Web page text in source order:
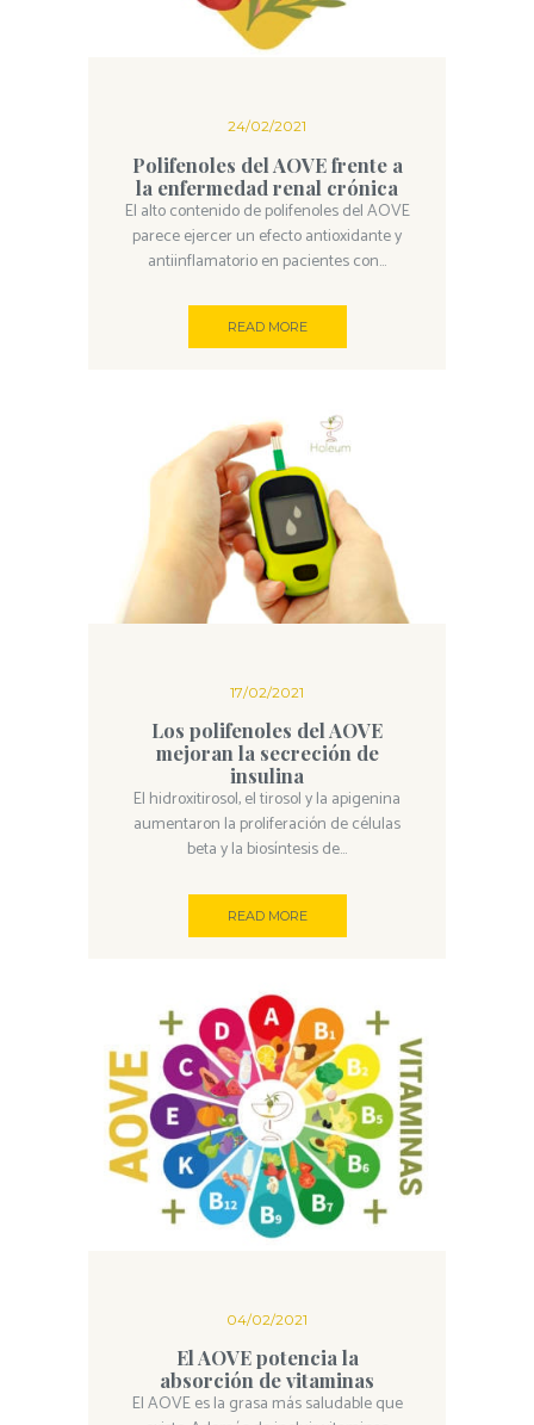
24/02/2021
Polifenoles del AOVE frente a
la enfermedad renal crónica
El alto contenido de polifenoles del AOVE
parece ejercer un efecto antioxidante y
antiinflamatorio en pacientes con...
READ MORE
17/02/2021
Los polifenoles del AOVE
mejoran la secreción de
insulina
El hidroxitirosol, el tirosol y la apigenina
aumentaron la proliferación de células
beta y la biosíntesis de...
READ MORE
04/02/2021
El AOVE potencia la
absorción de vitaminas
El AOVE es la grasa más saludable que